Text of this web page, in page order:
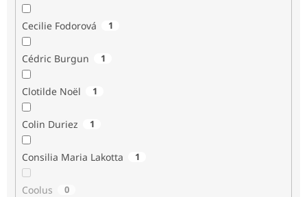
Cecilie Fodorová 1
Cédric Burgun 1
Clotilde Noël 1
Colin Duriez 1
Consilia Maria Lakotta 1
Coolus 0